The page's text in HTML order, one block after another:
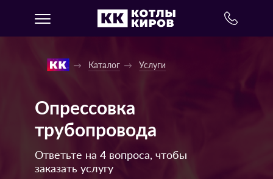
Каталог Услуги
Опрессовка
трубопровода
Ответьте на 4 вопроса, чтобы
заказать услугу